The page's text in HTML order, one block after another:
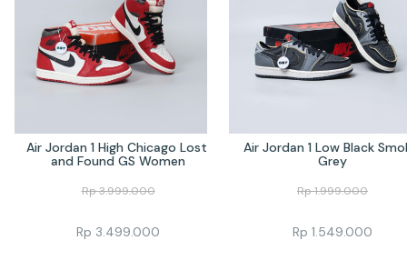
Air Jordan 1 High Chicago Lost
and Found GS Women
Rp3.999.000
Rp 3.499.000
Air Jordan 1 Low Black
Grey
Rp1.999.000
Rp 1.549.000